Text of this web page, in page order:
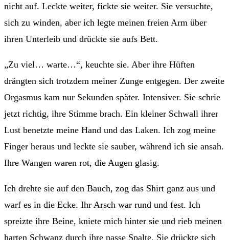
nicht auf. Leckte weiter, fickte sie weiter. Sie versuchte,
sich zu winden, aber ich legte meinen freien Arm über
ihren Unterleib und drückte sie aufs Bett.
„Zu viel… warte…“, keuchte sie. Aber ihre Hüften
drängten sich trotzdem meiner Zunge entgegen. Der zweite
Orgasmus kam nur Sekunden später. Intensiver. Sie schrie
jetzt richtig, ihre Stimme brach. Ein kleiner Schwall ihrer
Lust benetzte meine Hand und das Laken. Ich zog meine
Finger heraus und leckte sie sauber, während ich sie ansah.
Ihre Wangen waren rot, die Augen glasig.
Ich drehte sie auf den Bauch, zog das Shirt ganz aus und
warf es in die Ecke. Ihr Arsch war rund und fest. Ich
spreizte ihre Beine, kniete mich hinter sie und rieb meinen
harten Schwanz durch ihre nasse Spalte. Sie drückte sich